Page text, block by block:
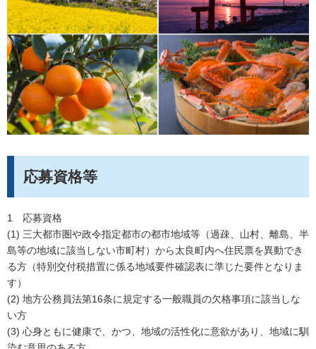
応募資格等
1 応募資格
(1) 三大都市圏や政令指定都市の都市地域等（過疎、山村、離島、半
島等の地域に該当しない市町村）から太良町内へ住民票を異動でき
る方（特別交付税措置に係る地域要件確認表に準じた要件となりま
す）
(2) 地方公務員法第16条に規定する一般職員の欠格事項に該当しな
い方
(3) 心身ともに健康で、かつ、地域の活性化に意欲があり、地域に馴